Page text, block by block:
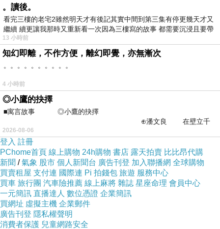
。讀後。
看完三樓的老宅2雖然明天才有後記其實中間到第三集有停更幾天才又
繼續 續更讓我那時又重新看一次因為三樓寫的故事 都需要沉浸且要帶
有
13 小時前
知幻即離，不作方便，離幻即覺，亦無漸次
。。。。。。。。。。
4 小時前
◎小鷹的抉擇
■寓言故事 ◎小鷹的抉擇
⊕潘文良 在壁立千
仞的懸崖上，有一座遮天蔽
2026-08-06
登入 註冊
PChome首頁 線上購物 24h購物 書店 露天拍賣 比比昂代購
新聞 /氣象 股市 個人新聞台 廣告刊登 加入聯播網 全球購物
買賣租屋 支付連 國際連 Pi 拍錢包 旅遊 服務中心
買車 旅行團 汽車險推薦 線上麻將 雜誌 星座命理 會員中心
一元簡訊 直播達人 數位憑證 企業簡訊
買網址 虛擬主機 企業郵件
廣告刊登 隱私權聲明
消費者保護 兒童網路安全